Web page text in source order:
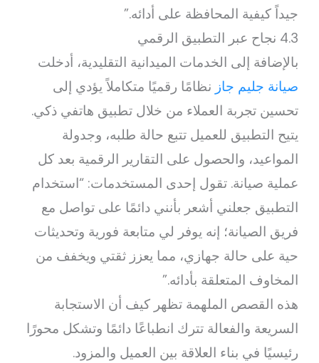
جيداً كيفية المحافظة على أدائه.”
4.3 نجاح عبر التطبيق الرقمي
بالإضافة إلى الخدمات الميدانية التقليدية، أدخلت
صيانة جليم جاز نظامًا رقميًا متكاملاً يؤدي إلى
تحسين تجربة العملاء من خلال تطبيق هاتفي ذكي.
يتيح التطبيق للعميل تتبع حالة طلبه، وجدولة
المواعيد، والحصول على التقارير الرقمية بعد كل
عملية صيانة. تقول إحدى المستخدمات: “استخدام
التطبيق جعلني أشعر بأنني دائمًا على تواصل مع
فريق الصيانة؛ إنه يوفر لي متابعة فورية وتحديثات
حية على حالة جهازي، مما يعزز ثقتي ويخفف من
المخاوف المتعلقة بأدائه.”
هذه القصص الملهمة تظهر كيف أن الاستجابة
السريعة والفعالة تترك انطباعًا دائمًا وتشكل محورًا
رئيسيًا في بناء العلاقة بين العميل والمزود.